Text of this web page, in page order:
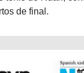
de final.